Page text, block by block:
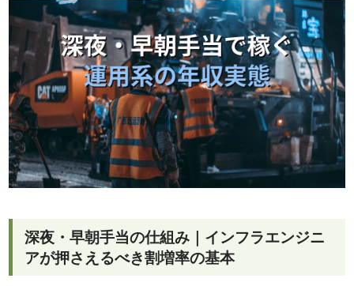
深夜・早朝手当の仕組み｜インフラエンジニ
アが押さえるべき割増率の基本